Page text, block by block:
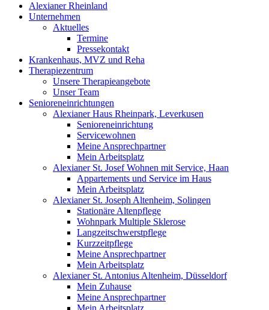
Alexianer Rheinland
Unternehmen
Aktuelles
Termine
Pressekontakt
Krankenhaus, MVZ und Reha
Therapiezentrum
Unsere Therapieangebote
Unser Team
Senioreneinrichtungen
Alexianer Haus Rheinpark, Leverkusen
Senioreneinrichtung
Servicewohnen
Meine Ansprechpartner
Mein Arbeitsplatz
Alexianer St. Josef Wohnen mit Service, Haan
Appartements und Service im Haus
Mein Arbeitsplatz
Alexianer St. Joseph Altenheim, Solingen
Stationäre Altenpflege
Wohnpark Multiple Sklerose
Langzeitschwerstpflege
Kurzzeitpflege
Meine Ansprechpartner
Mein Arbeitsplatz
Alexianer St. Antonius Altenheim, Düsseldorf
Mein Zuhause
Meine Ansprechpartner
Mein Arbeitsplatz